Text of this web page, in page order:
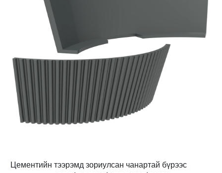
Цементийн тээрэмд зориулсан чанартай бүрээс